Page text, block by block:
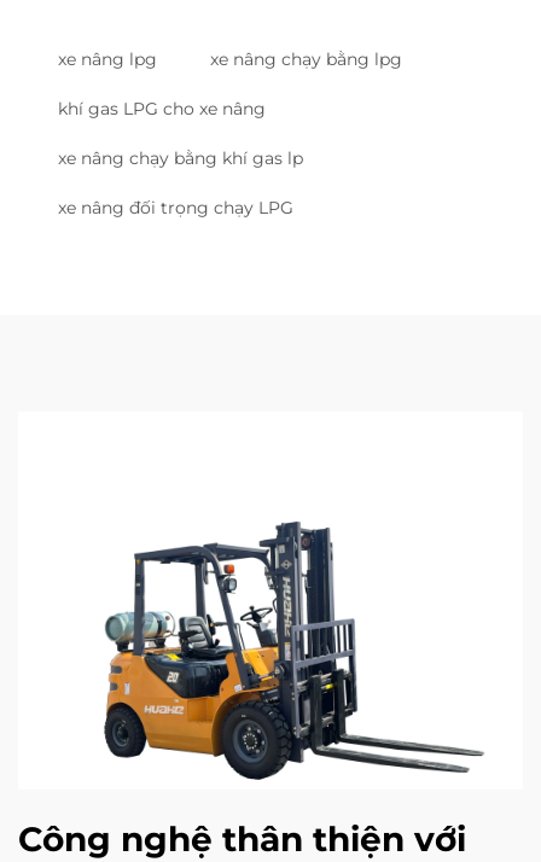
xe nâng lpg xe nâng chạy bằng lpg
khí gas LPG cho xe nâng
xe nâng chạy bằng khí gas lp
xe nâng đối trọng chạy LPG
Công nghệ thân thiện với